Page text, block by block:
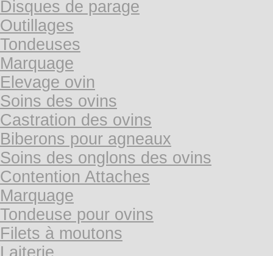
Disques de parage
Outillages
Tondeuses
Marquage
Elevage ovin
Soins des ovins
Castration des ovins
Biberons pour agneaux
Soins des onglons des ovins
Contention Attaches
Marquage
Tondeuse pour ovins
Filets à moutons
Laiterie